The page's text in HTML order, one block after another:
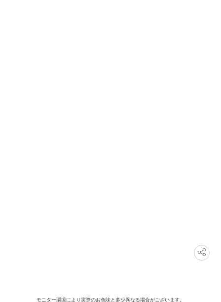
モニター環境により実際のお色味と多少異なる場合がございます。